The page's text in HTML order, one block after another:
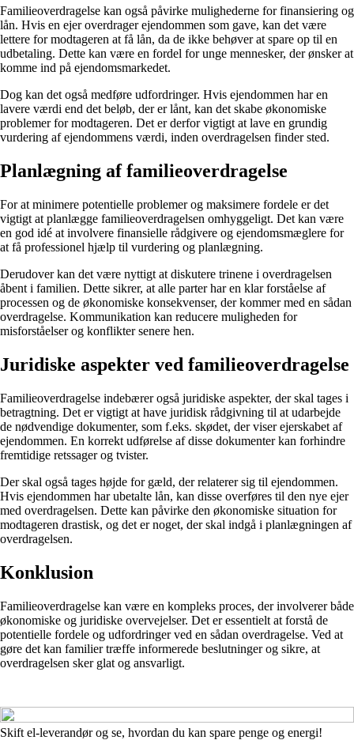
Familieoverdragelse kan også påvirke mulighederne for finansiering og
lån. Hvis en ejer overdrager ejendommen som gave, kan det være
lettere for modtageren at få lån, da de ikke behøver at spare op til en
udbetaling. Dette kan være en fordel for unge mennesker, der ønsker at
komme ind på ejendomsmarkedet.
Dog kan det også medføre udfordringer. Hvis ejendommen har en
lavere værdi end det beløb, der er lånt, kan det skabe økonomiske
problemer for modtageren. Det er derfor vigtigt at lave en grundig
vurdering af ejendommens værdi, inden overdragelsen finder sted.
Planlægning af familieoverdragelse
For at minimere potentielle problemer og maksimere fordele er det
vigtigt at planlægge familieoverdragelsen omhyggeligt. Det kan være
en god idé at involvere finansielle rådgivere og ejendomsmæglere for
at få professionel hjælp til vurdering og planlægning.
Derudover kan det være nyttigt at diskutere trinene i overdragelsen
åbent i familien. Dette sikrer, at alle parter har en klar forståelse af
processen og de økonomiske konsekvenser, der kommer med en sådan
overdragelse. Kommunikation kan reducere muligheden for
misforståelser og konflikter senere hen.
Juridiske aspekter ved familieoverdragelse
Familieoverdragelse indebærer også juridiske aspekter, der skal tages i
betragtning. Det er vigtigt at have juridisk rådgivning til at udarbejde
de nødvendige dokumenter, som f.eks. skødet, der viser ejerskabet af
ejendommen. En korrekt udførelse af disse dokumenter kan forhindre
fremtidige retssager og tvister.
Der skal også tages højde for gæld, der relaterer sig til ejendommen.
Hvis ejendommen har ubetalte lån, kan disse overføres til den nye ejer
med overdragelsen. Dette kan påvirke den økonomiske situation for
modtageren drastisk, og det er noget, der skal indgå i planlægningen af
overdragelsen.
Konklusion
Familieoverdragelse kan være en kompleks proces, der involverer både
økonomiske og juridiske overvejelser. Det er essentielt at forstå de
potentielle fordele og udfordringer ved en sådan overdragelse. Ved at
gøre det kan familier træffe informerede beslutninger og sikre, at
overdragelsen sker glat og ansvarligt.
Skift el-leverandør og se, hvordan du kan spare penge og energi!